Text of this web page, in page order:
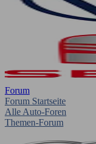
Forum
Forum Startseite
Alle Auto-Foren
Themen-Forum